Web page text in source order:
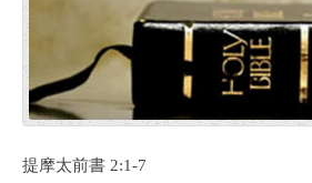
提摩太前書 2:1-7